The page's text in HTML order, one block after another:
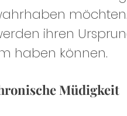
ihren
haben können.
Müdigkeit